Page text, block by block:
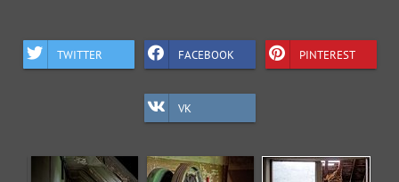
TWITTER FACEBOOK PINTEREST
VK